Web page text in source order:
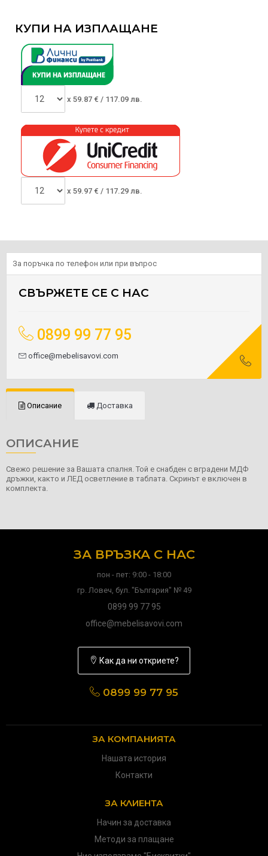
КУПИ НА ИЗПЛАЩАНЕ
x 59.87 € / 117.09 лв.
x 59.97 € / 117.29 лв.
За поръчка по телефон или при въпрос
СВЪРЖЕТЕ СЕ С НАС
0899 99 77 95
office@mebelisavovi.com
Описание Доставка
ОПИСАНИЕ
Свежо решение за Вашата спалня. Той е снабден с вградени МДФ
дръжки, както и ЛЕД осветление в таблата. Скринът е включен в
комплекта.
ЗА ВРЪЗКА С НАС
пон - пет: 9:00 - 18:00
гр. Ловеч, бул. "България" № 49
0899 99 77 95
office@mebelisavovi.com
Как да ни откриете?
0899 99 77 95
ЗА КОМПАНИЯТА
Нашата история
Контакти
ЗА КЛИЕНТА
Начин за доставка
Методи за плащане